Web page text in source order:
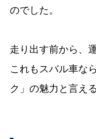
のでした。
走り出す前から、
これもスバル車な
ク」の魅力と言え